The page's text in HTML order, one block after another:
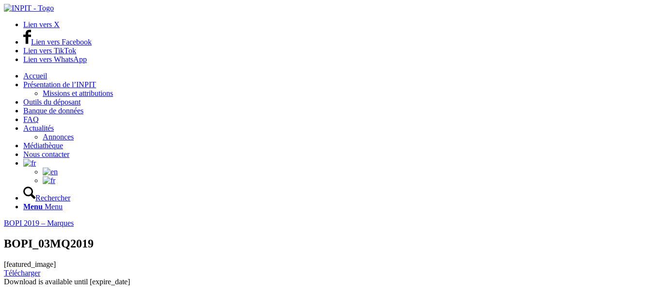
Lien vers X
Lien vers Facebook
Lien vers TikTok
Lien vers WhatsApp
Accueil
Présentation de l’INPIT
Missions et attributions
Outils du déposant
Banque de données
FAQ
Actualités
Annonces
Médiathèque
Nous contacter
Rechercher
Menu Menu
BOPI 2019 – Marques
BOPI_03MQ2019
[featured_image]
Télécharger
Download is available until [expire_date]